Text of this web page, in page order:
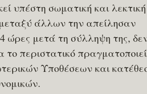
υπέστη σωματική και
άλλων την απείλησαν
ώρες μετά τη σύλληψη της,
το περιστατικό
Υποθέσεων και